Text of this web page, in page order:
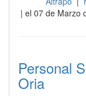
| el 07 de Marzo
Personal
Oria